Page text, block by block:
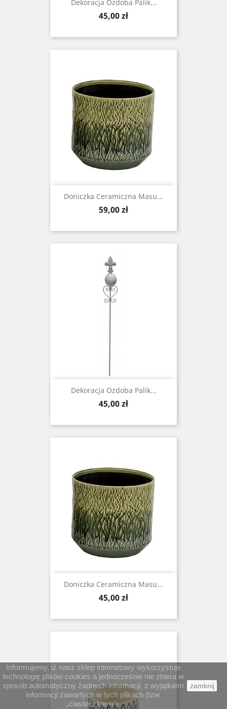
Dekoracja Ozdoba Palik...
Cena
45,00 zł
Doniczka Ceramiczna Masu...
Cena
59,00 zł
Dekoracja Ozdoba Palik...
Cena
45,00 zł
Doniczka Ceramiczna Masu...
Cena
45,00 zł
Informujemy, iż nasz sklep internetowy wykorzystuje
technologię plików cookies a jednocześnie nie zbiera w
sposób automatyczny żadnych informacji, z wyjątkiem
informacji zawartych w tych plikach (tzw.
„ciasteczkach”).
zamknij